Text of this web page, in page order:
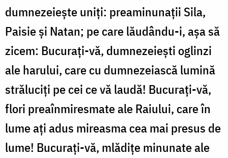
dumnezeiește uniți: preaminunații Sila,
Paisie și Natan; pe care lăudându-i, așa să
zicem: Bucurați-vă, dumnezeiești oglinzi
ale harului, care cu dumnezeiască lumină
străluciți pe cei ce vă laudă! Bucurați-vă,
flori preaînmiresmate ale Raiului, care în
lume ați adus mireasma cea mai presus de
lume! Bucurați-vă, mlădițe minunate ale